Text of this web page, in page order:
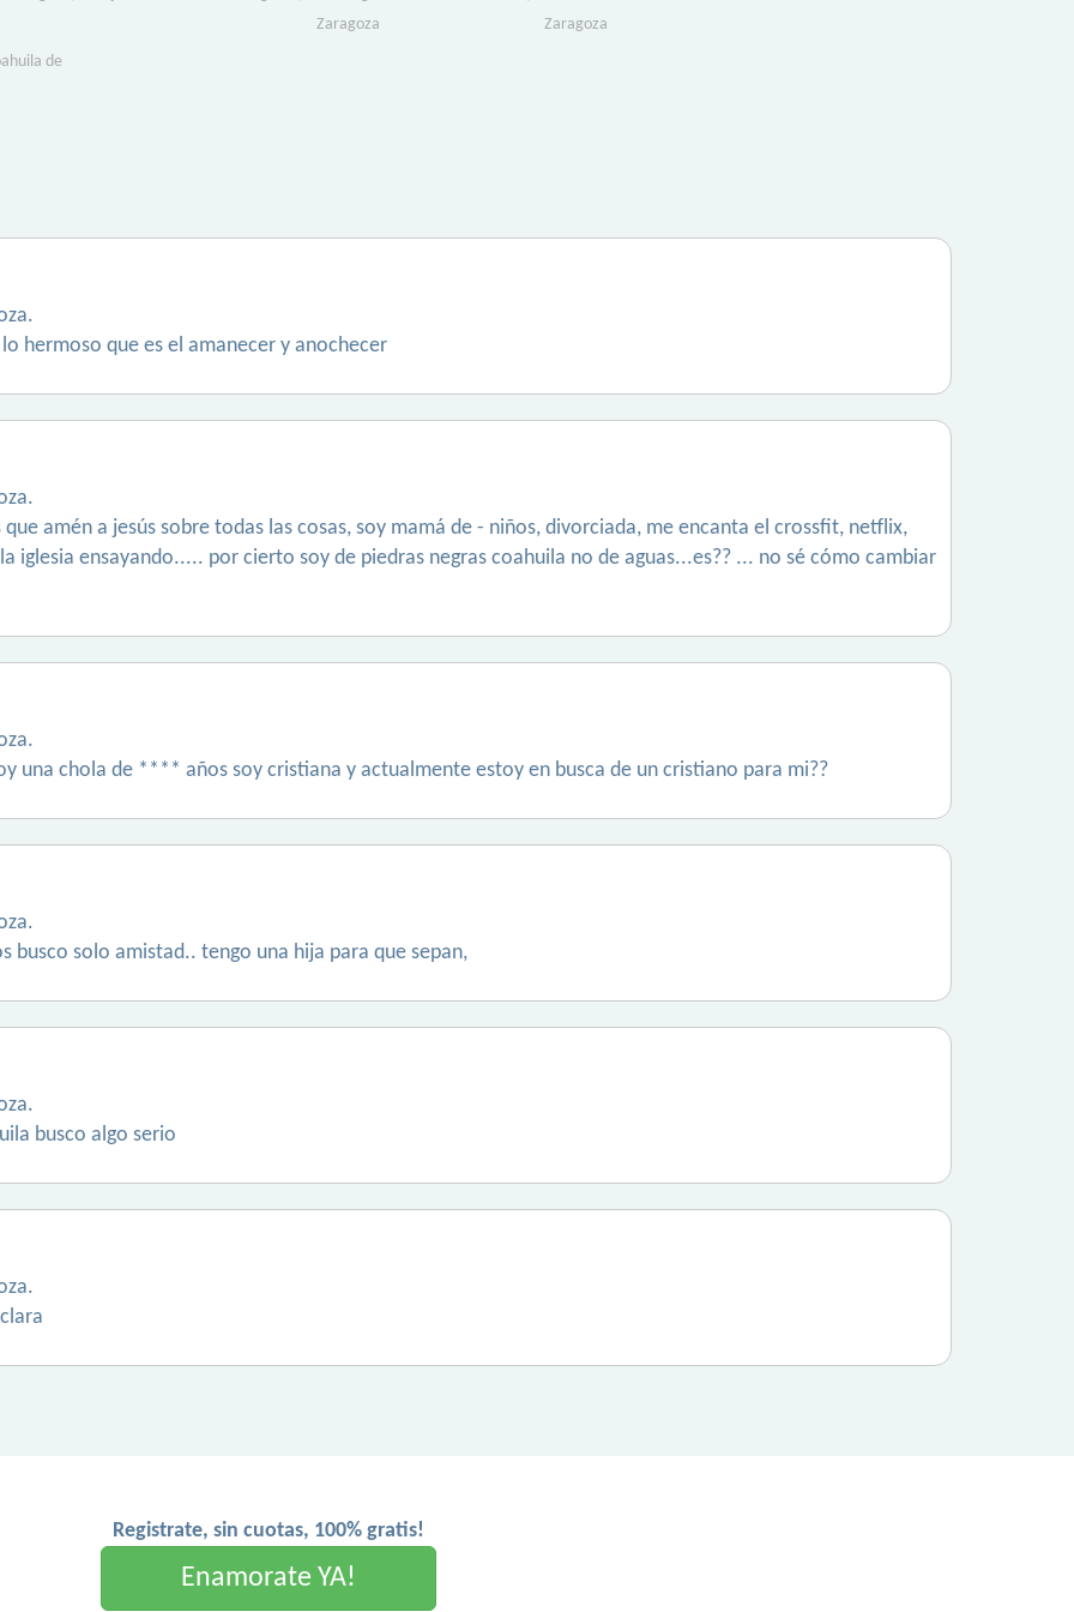
Zaragoza
Zaragoza
de
hermoso que es el amanecer y anochecer
amén a jesús sobre todas las cosas, soy mamá de - niños, divorciada, me encanta el crossfit, netflix,
iglesia ensayando..... por cierto soy de piedras negras coahuila no de aguas...es?? ... no sé cómo cambiar
una chola de **** años soy cristiana y actualmente estoy en busca de un cristiano para mi??
solo amistad.. tengo una hija para que sepan,
busco algo serio
Registrate, sin cuotas, 100% gratis!
Enamorate YA!